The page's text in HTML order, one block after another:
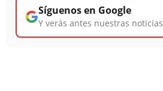
Síguenos en Google
Y verás antes nuestras noticias